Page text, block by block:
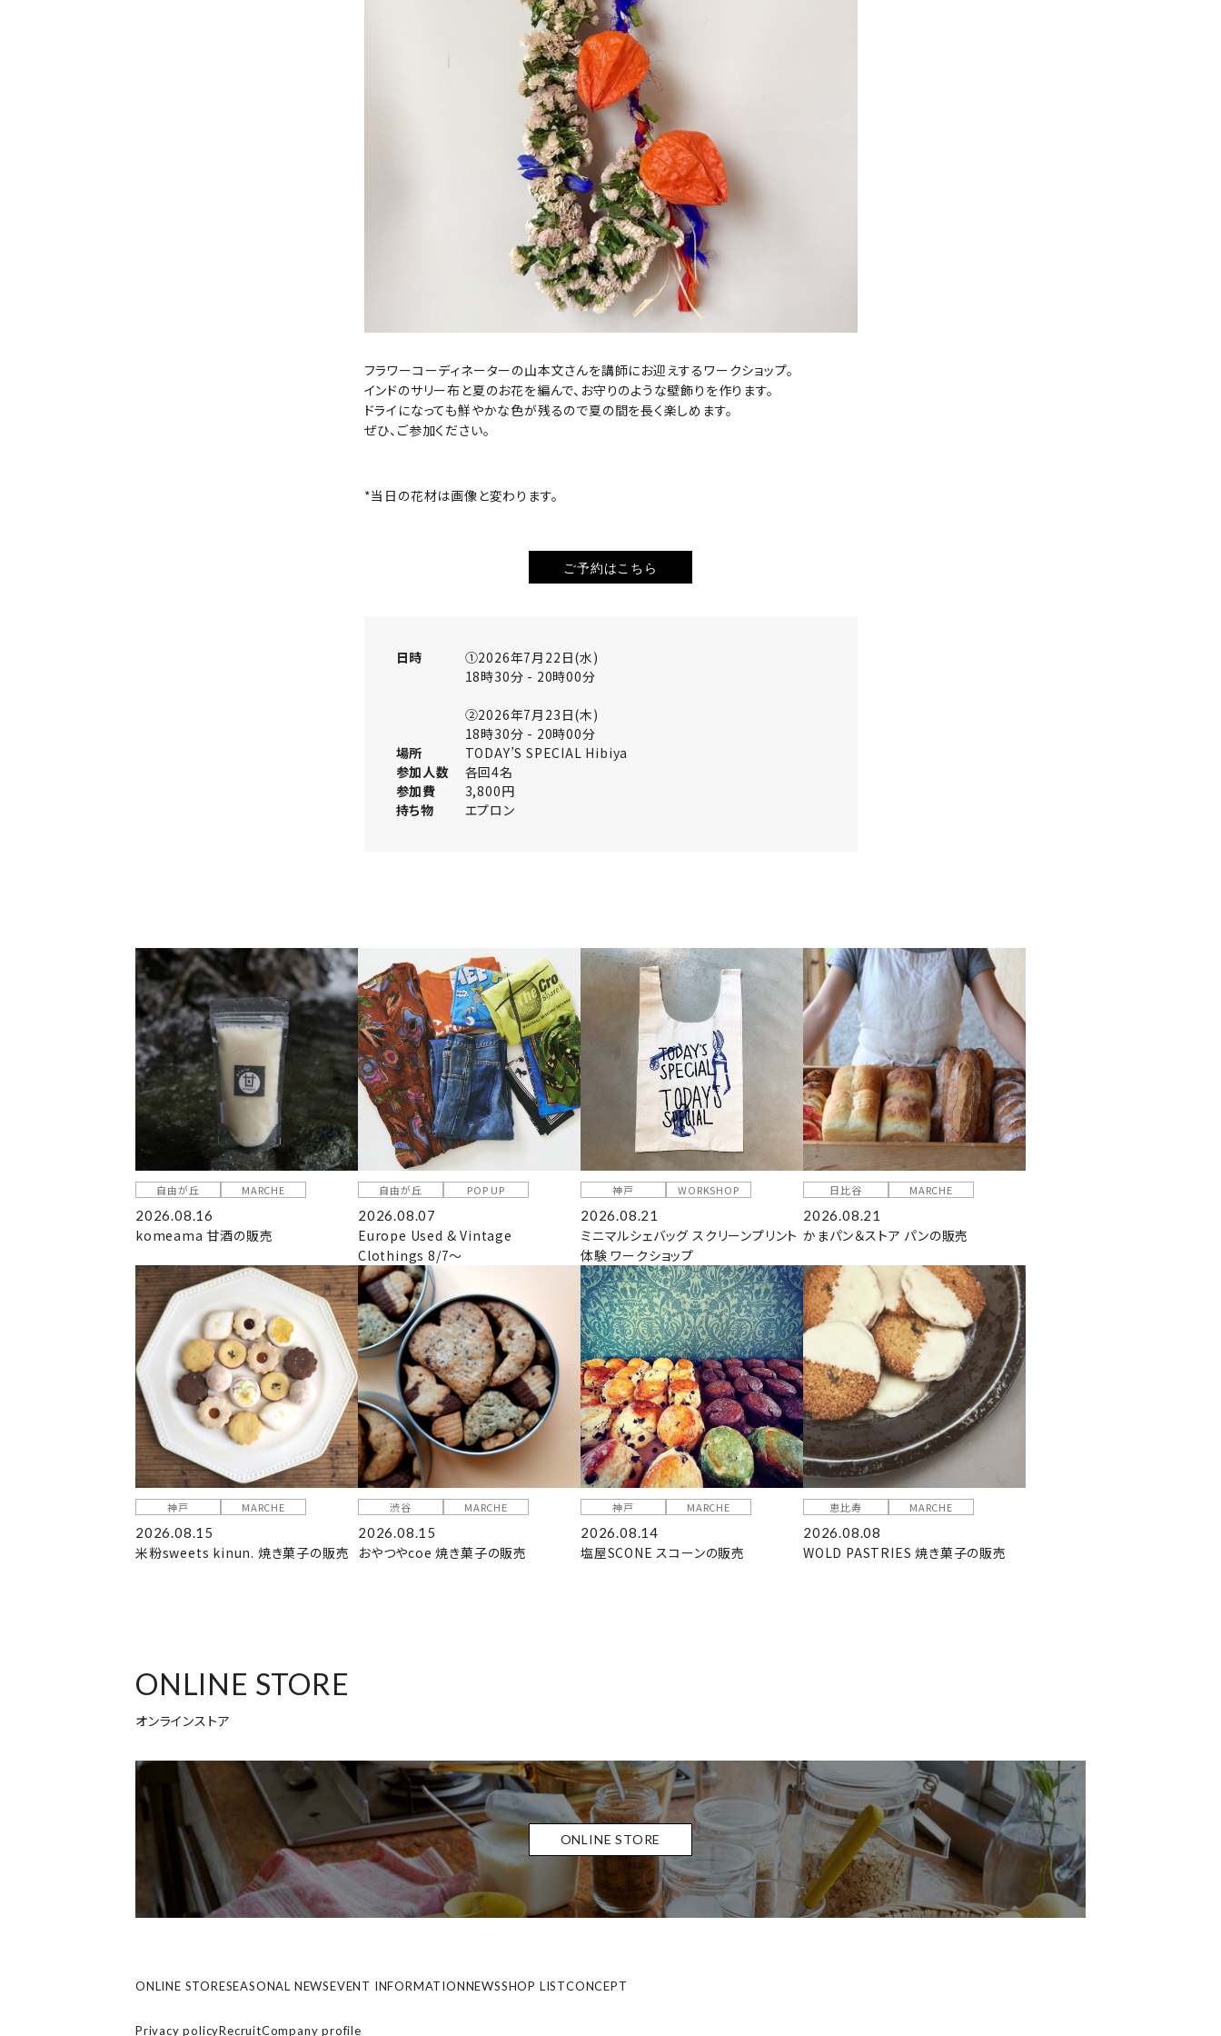
フラワーコーディネーターの山本文さんを講師にお迎えするワークショップ。
インドのサリー布と夏のお花を編んで、お守りのような壁飾りを作ります。
ドライになっても鮮やかな色が残るので夏の間を長く楽しめます。
ぜひ、ご参加ください。
*当日の花材は画像と変わります。
ご予約はこちら
日時
①2026年7月22日(水)
18時30分 - 20時00分
②2026年7月23日(木)
18時30分 - 20時00分
場所
TODAY’S SPECIAL Hibiya
参加人数
各回4名
参加費
3,800円
持ち物
エプロン
自由が丘 MARCHE
2026.08.16
komeama 甘酒の販売
自由が丘 POP UP
2026.08.07
Europe Used & Vintage
Clothings 8/7～
神戸 WORKSHOP
2026.08.21
ミニマルシェバッグ スクリーンプリント
体験 ワークショップ
日比谷 MARCHE
2026.08.21
かまパン＆ストア パンの販売
神戸 MARCHE
2026.08.15
米粉sweets kinun. 焼き菓子の販売
渋谷 MARCHE
2026.08.15
おやつやcoe 焼き菓子の販売
神戸 MARCHE
2026.08.14
塩屋SCONE スコーンの販売
恵比寿 MARCHE
2026.08.08
WOLD PASTRIES 焼き菓子の販売
ONLINE STORE
オンラインストア
ONLINE STORE
ONLINE STORESEASONAL NEWSEVENT INFORMATIONNEWSSHOP LISTCONCEPT
Privacy policyRecruitCompany profile